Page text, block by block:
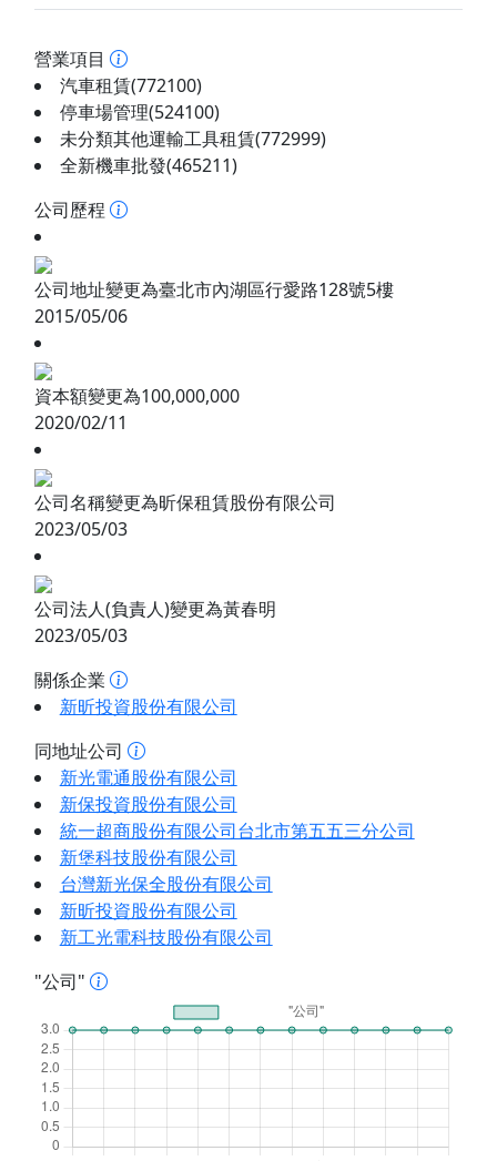
營業項目
汽車租賃(772100)
停車場管理(524100)
未分類其他運輸工具租賃(772999)
全新機車批發(465211)
公司歷程
公司地址變更為臺北市內湖區行愛路128號5樓
2015/05/06
資本額變更為100,000,000
2020/02/11
公司名稱變更為昕保租賃股份有限公司
2023/05/03
公司法人(負責人)變更為黃春明
2023/05/03
關係企業
新昕投資股份有限公司
同地址公司
新光電通股份有限公司
新保投資股份有限公司
統一超商股份有限公司台北市第五五三分公司
新堡科技股份有限公司
台灣新光保全股份有限公司
新昕投資股份有限公司
新工光電科技股份有限公司
"公司"